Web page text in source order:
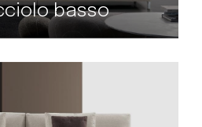
basso